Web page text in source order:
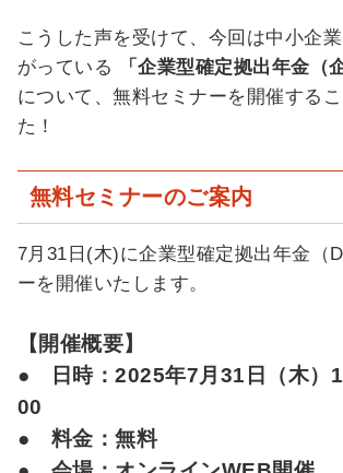
こうした声を受けて、今回は中小企
がっている
「企業型確定拠出年金（
について、無料セミナーを開催する
た！
無料セミナーのご案内
7月31日(木)に企業型確定拠出年金（
ーを開催いたします。
【開催概要】
● 日時：2025年7月31日（木）
00
● 料金：無料